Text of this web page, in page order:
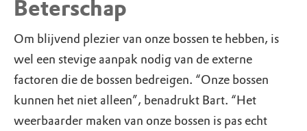
Beterschap
Om blijvend plezier van onze bossen te hebben, is
wel een stevige aanpak nodig van de externe
factoren die de bossen bedreigen. “Onze bossen
kunnen het niet alleen”, benadrukt Bart. “Het
weerbaarder maken van onze bossen is pas echt